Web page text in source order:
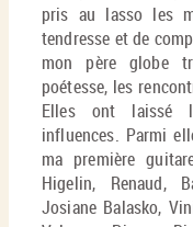
pris au lasso les
tendresse et de
mon père globe
poétesse, les
Elles ont laissé
influences. Parmi
ma première
Higelin, Renaud,
Josiane Balasko,